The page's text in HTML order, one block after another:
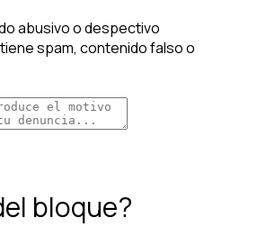
abusivo o despectivo
spam, contenido falso o
bloque?